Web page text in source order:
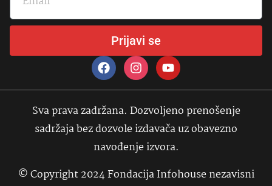
Prijavi se
Sva prava zadržana. Dozvoljeno prenošenje
sadržaja bez dozvole izdavača uz obavezno
navođenje izvora.
© Copyright 2024 Fondacija Infohouse nezavisni